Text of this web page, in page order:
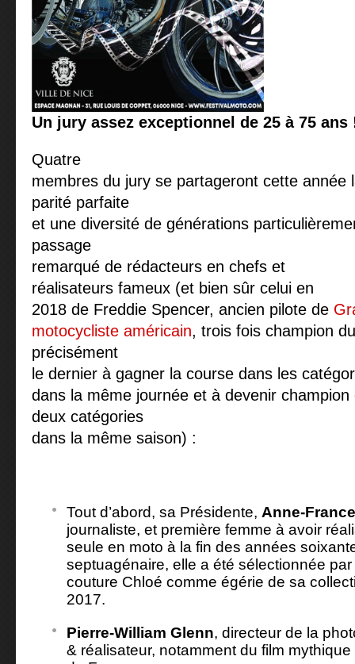
Un jury assez exceptionnel de 25 à 75 ans
Quatre
membres du jury se partageront cette année
parité parfaite
et une diversité de générations
passage
remarqué de rédacteurs en chefs et
réalisateurs fameux (et bien sûr celui en
2018 de Freddie Spencer, ancien pilote de
motocycliste américain, trois fois champion
précisément
le dernier à gagner la course dans les
dans la même journée et à devenir
deux catégories
dans la même saison) :
Tout d’abord, sa Présidente, Anne-
journaliste, et première femme à avoir
seule en moto à la fin des années
septuagénaire, elle a été sélectionnée
couture Chloé comme égérie de sa
2017.
Pierre-William Glenn, directeur de la
& réalisateur, notamment du film